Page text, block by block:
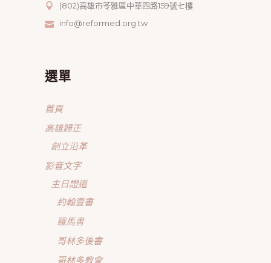
(802)高雄市苓雅區中華四路159號七樓
info@reformed.org.tw
選單
首頁
高雄歸正
創立沿革
影音文字
主日證道
約翰壹書
羅馬書
哥林多後書
哥林多教會